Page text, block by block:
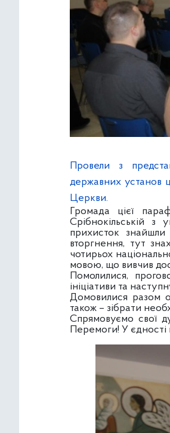
Провели з
державних установ
Церкви.
Громада цієї
Срібнокільській з
прихисток
вторгнення, тут
чотирьох
мовою, що вивчив
Помолилися,
ініціативи та
Домовилися разом
також – зібрати
Спрямовуємо свої
Перемоги! У єдності